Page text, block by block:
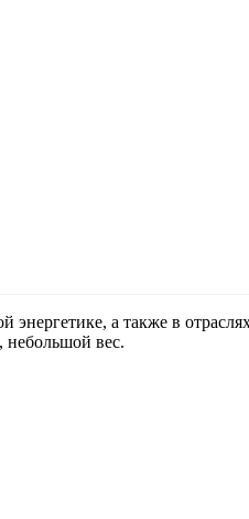
а также в
небольшой вес.